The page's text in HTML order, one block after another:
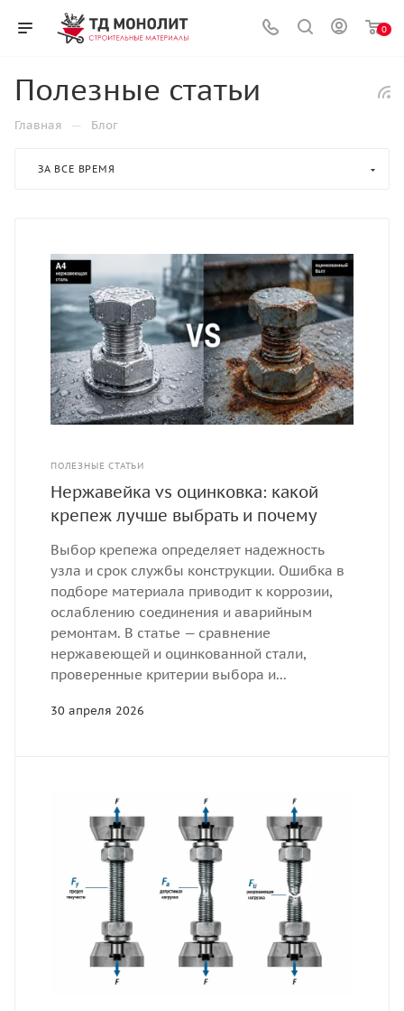
0
Полезные статьи
Главная — Блог
ЗА ВСЕ ВРЕМЯ
ПОЛЕЗНЫЕ СТАТЬИ
30 апреля 2026
Нержавейка vs оцинковка: какой
крепеж лучше выбрать и почему
Выбор крепежа определяет надежность
узла и срок службы конструкции. Ошибка в
подборе материала приводит к коррозии,
ослаблению соединения и аварийным
ремонтам. В статье — сравнение
нержавеющей и оцинкованной стали,
проверенные критерии выбора и...